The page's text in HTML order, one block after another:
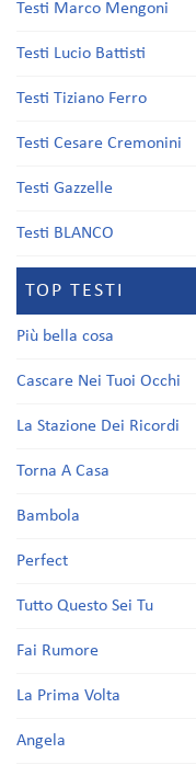
Testi Marco Mengoni
Testi Lucio Battisti
Testi Tiziano Ferro
Testi Cesare Cremonini
Testi Gazzelle
Testi BLANCO
TOP TESTI
Più bella cosa
Cascare Nei Tuoi Occhi
La Stazione Dei Ricordi
Torna A Casa
Bambola
Perfect
Tutto Questo Sei Tu
Fai Rumore
La Prima Volta
Angela